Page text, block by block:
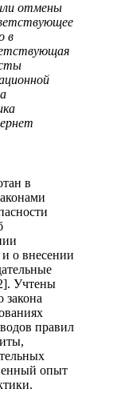
отмены
в
в
о внесении
Учтены
закона
правил
опыт